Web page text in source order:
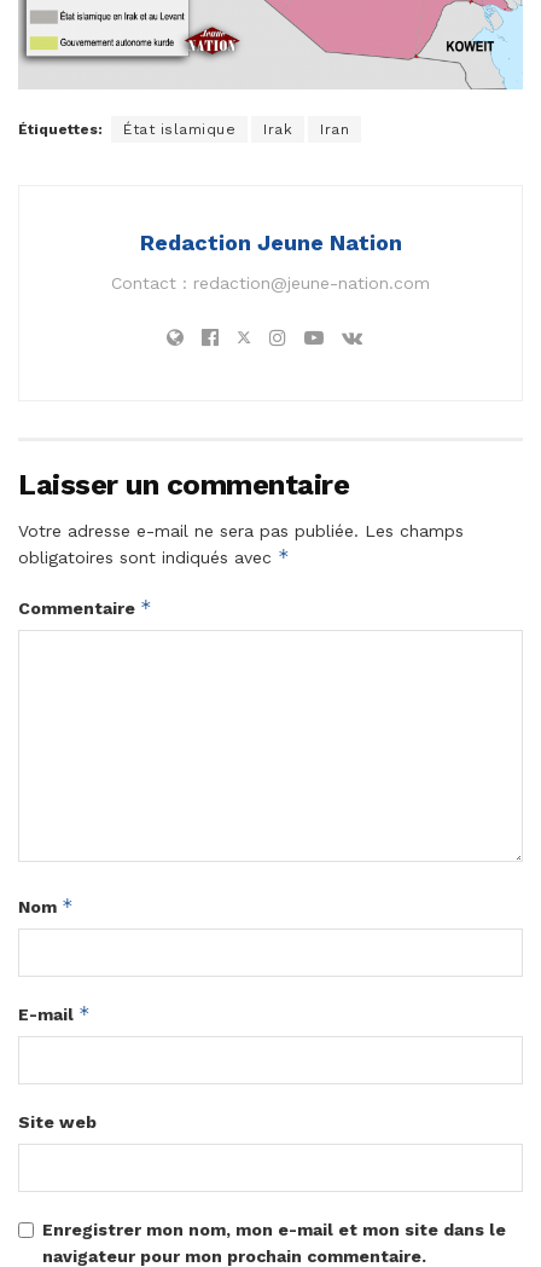
Étiquettes: État islamique Irak Iran
Redaction Jeune Nation
Contact : redaction@jeune-nation.com
Laisser un commentaire
Votre adresse e-mail ne sera pas publiée. Les champs
obligatoires sont indiqués avec *
Commentaire *
Nom *
E-mail *
Site web
Enregistrer mon nom, mon e-mail et mon site dans le
navigateur pour mon prochain commentaire.